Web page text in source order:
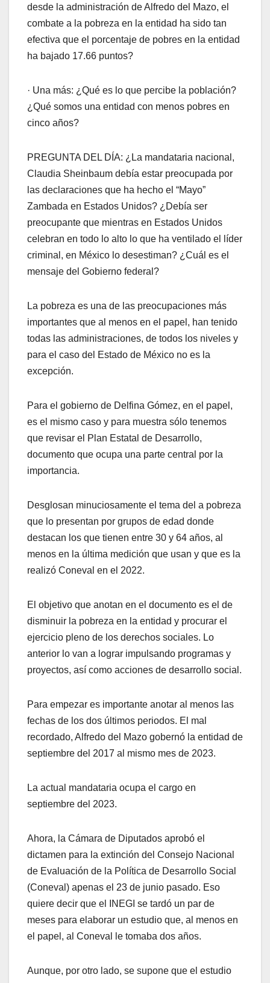
desde la administración de Alfredo del Mazo, el
combate a la pobreza en la entidad ha sido tan
efectiva que el porcentaje de pobres en la entidad
ha bajado 17.66 puntos?
· Una más: ¿Qué es lo que percibe la población?
¿Qué somos una entidad con menos pobres en
cinco años?
PREGUNTA DEL DÍA: ¿La mandataria nacional,
Claudia Sheinbaum debía estar preocupada por
las declaraciones que ha hecho el “Mayo”
Zambada en Estados Unidos? ¿Debía ser
preocupante que mientras en Estados Unidos
celebran en todo lo alto lo que ha ventilado el líder
criminal, en México lo desestiman? ¿Cuál es el
mensaje del Gobierno federal?
La pobreza es una de las preocupaciones más
importantes que al menos en el papel, han tenido
todas las administraciones, de todos los niveles y
para el caso del Estado de México no es la
excepción.
Para el gobierno de Delfina Gómez, en el papel,
es el mismo caso y para muestra sólo tenemos
que revisar el Plan Estatal de Desarrollo,
documento que ocupa una parte central por la
importancia.
Desglosan minuciosamente el tema del a pobreza
que lo presentan por grupos de edad donde
destacan los que tienen entre 30 y 64 años, al
menos en la última medición que usan y que es la
realizó Coneval en el 2022.
El objetivo que anotan en el documento es el de
disminuir la pobreza en la entidad y procurar el
ejercicio pleno de los derechos sociales. Lo
anterior lo van a lograr impulsando programas y
proyectos, así como acciones de desarrollo social.
Para empezar es importante anotar al menos las
fechas de los dos últimos periodos. El mal
recordado, Alfredo del Mazo gobernó la entidad de
septiembre del 2017 al mismo mes de 2023.
La actual mandataria ocupa el cargo en
septiembre del 2023.
Ahora, la Cámara de Diputados aprobó el
dictamen para la extinción del Consejo Nacional
de Evaluación de la Política de Desarrollo Social
(Coneval) apenas el 23 de junio pasado. Eso
quiere decir que el INEGI se tardó un par de
meses para elaborar un estudio que, al menos en
el papel, al Coneval le tomaba dos años.
Aunque, por otro lado, se supone que el estudio